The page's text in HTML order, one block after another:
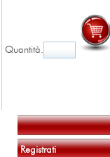
Quantità.
Registrati